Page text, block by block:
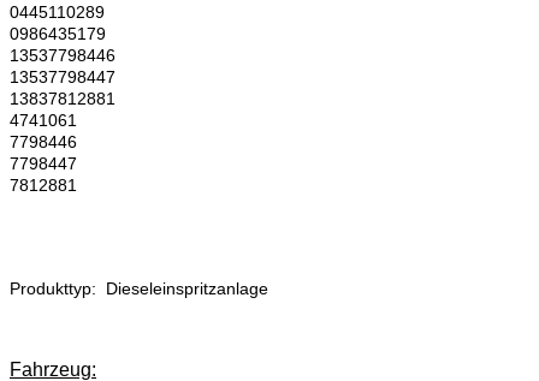
0445110289
0986435179
13537798446
13537798447
13837812881
4741061
7798446
7798447
7812881
Produkttyp: Dieseleinspritzanlage
Fahrzeug: